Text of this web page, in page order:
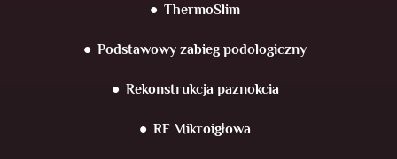
ThermoSlim
Podstawowy zabieg podologiczny
Rekonstrukcja paznokcia
RF Mikroigłowa